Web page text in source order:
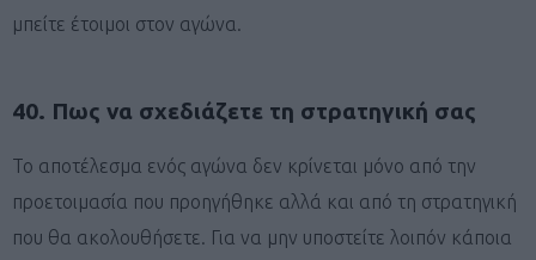
μπείτε έτοιμοι στον αγώνα.
40. Πως να σχεδιάζετε τη στρατηγική σας
Το αποτέλεσμα ενός αγώνα δεν κρίνεται μόνο από την
προετοιμασία που προηγήθηκε αλλά και από τη στρατηγική
που θα ακολουθήσετε. Για να μην υποστείτε λοιπόν κάποια